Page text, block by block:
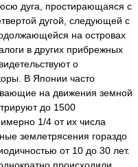
дуга, простирающаяся с
дугой, следующей с
на островах
в других прибрежных
о
В Японии часто
на движения земной
до 1500
1/4 от их числа
землетрясения гораздо
от 10 до 30 лет.